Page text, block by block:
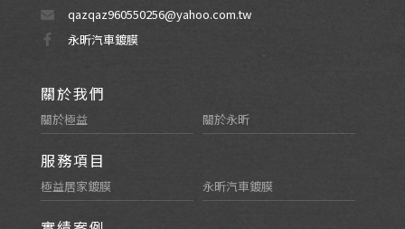
qazqaz960550256@yahoo.com.tw
永昕汽車鍍膜
關於我們
關於極益 關於永昕
服務項目
極益居家鍍膜 永昕汽車鍍膜